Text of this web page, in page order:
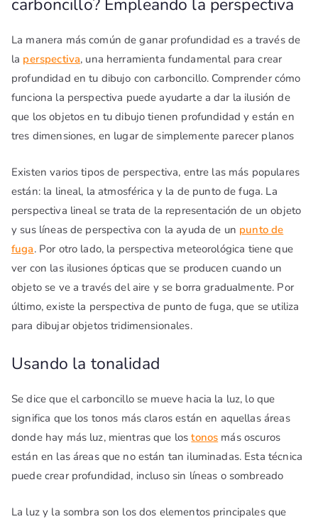
carboncillo? Empleando la perspectiva
La manera más común de ganar profundidad es a través de
la perspectiva, una herramienta fundamental para crear
profundidad en tu dibujo con carboncillo. Comprender cómo
funciona la perspectiva puede ayudarte a dar la ilusión de
que los objetos en tu dibujo tienen profundidad y están en
tres dimensiones, en lugar de simplemente parecer planos
Existen varios tipos de perspectiva, entre las más populares
están: la lineal, la atmosférica y la de punto de fuga. La
perspectiva lineal se trata de la representación de un objeto
y sus líneas de perspectiva con la ayuda de un punto de
fuga. Por otro lado, la perspectiva meteorológica tiene que
ver con las ilusiones ópticas que se producen cuando un
objeto se ve a través del aire y se borra gradualmente. Por
último, existe la perspectiva de punto de fuga, que se utiliza
para dibujar objetos tridimensionales.
Usando la tonalidad
Se dice que el carboncillo se mueve hacia la luz, lo que
significa que los tonos más claros están en aquellas áreas
donde hay más luz, mientras que lostonos más oscuros
están en las áreas que no están tan iluminadas. Esta técnica
puede crear profundidad, incluso sin líneas o sombreado
La luz y la sombra son los dos elementos principales que